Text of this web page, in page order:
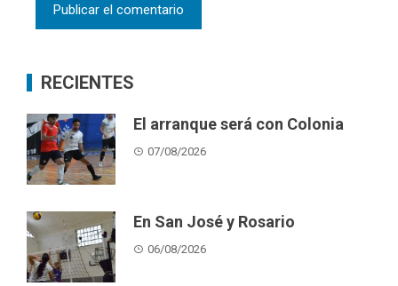
RECIENTES
El arranque será con Colonia
07/08/2026
En San José y Rosario
06/08/2026